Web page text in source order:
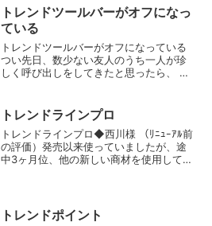
クトレイに表示...
トレンドツールバーがオフになっ
ている
トレンドツールバーがオフになっている
つい先日、数少ない友人のうち一人が珍
しく呼び出しをしてきたと思ったら、 「
って請求が！ 」と相談されたこともあり
ましたけど...
トレンドラインプロ
トレンドラインプロ◆西川様 （ﾘﾆｭｰｱﾙ前
の評価）発売以来使っていましたが、途
中3ヶ月位、他の新しい商材を使用してト
トレンドライン...
トレンドポイント